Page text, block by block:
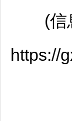
(信息
https://